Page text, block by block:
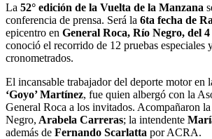
La 52° edición de la Vuelta de la Manzana
conferencia de prensa. Será la 6ta fecha de
epicentro en General Roca, Río Negro, del 4
conoció el recorrido de 12 pruebas especiales
cronometrados.
El incansable trabajador del deporte motor en
‘Goyo’ Martínez, fue quien albergó con la
General Roca a los invitados. Acompañaron
Negro, Arabela Carreras; la intendente
además de Fernando Scarlatta por ACRA.